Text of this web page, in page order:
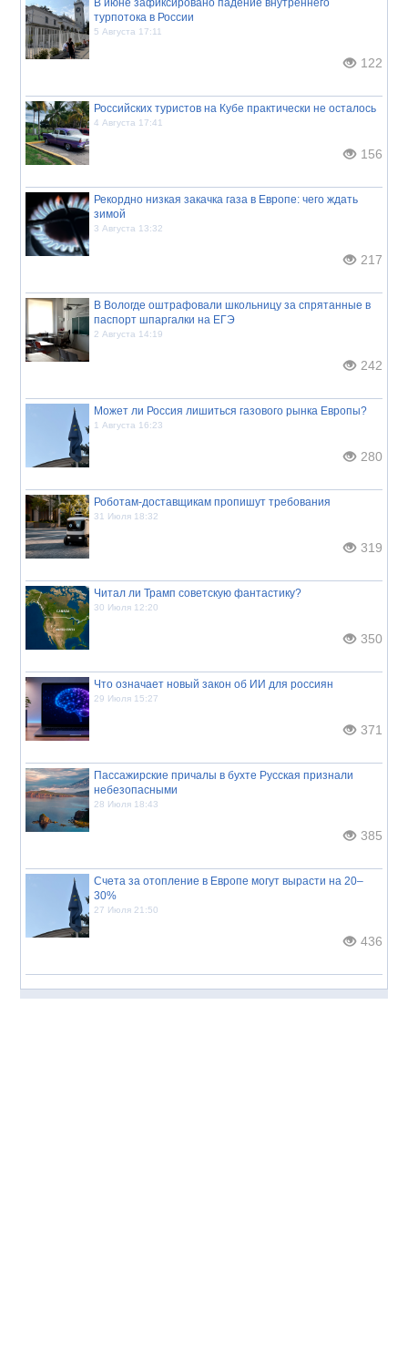
турпотока в России
5 Августа 17:11
122
Российских туристов на Кубе практически не осталось
4 Августа 17:41
156
Рекордно низкая закачка газа в Европе: чего ждать
зимой
3 Августа 13:32
217
В Вологде оштрафовали школьницу за спрятанные в
паспорт шпаргалки на ЕГЭ
2 Августа 14:19
242
Может ли Россия лишиться газового рынка Европы?
1 Августа 16:23
280
Роботам-доставщикам пропишут требования
31 Июля 18:32
319
Читал ли Трамп советскую фантастику?
30 Июля 12:20
350
Что означает новый закон об ИИ для россиян
29 Июля 15:27
371
Пассажирские причалы в бухте Русская признали
небезопасными
28 Июля 18:43
385
Счета за отопление в Европе могут вырасти на 20–
30%
27 Июля 21:50
436